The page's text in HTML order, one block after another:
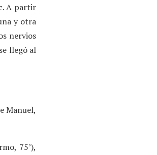
A partir
y otra
nervios
llegó al
Manuel,
75’),